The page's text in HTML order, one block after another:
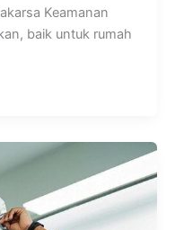
Keamanan
baik untuk rumah